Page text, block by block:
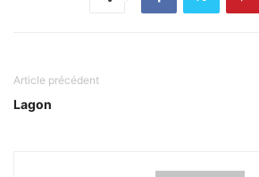
Article précédent
Lagon